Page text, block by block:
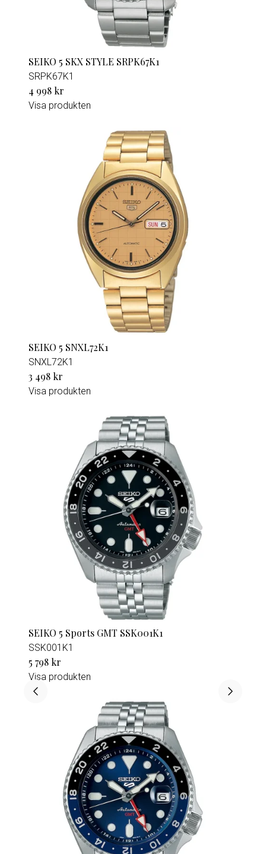
SEIKO 5 SKX STYLE SRPK67K1
SRPK67K1
4 998 kr
Visa produkten
SEIKO 5 SNXL72K1
SNXL72K1
3 498 kr
Visa produkten
SEIKO 5 Sports GMT SSK001K1
SSK001K1
5 798 kr
Visa produkten